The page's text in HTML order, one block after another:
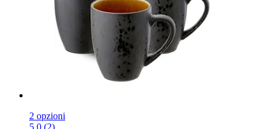
2 opzioni
5.0 (2)